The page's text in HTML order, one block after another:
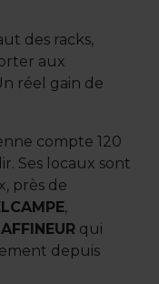
des racks,
aux
réel gain de
compte 120
Ses locaux sont
près de
,
qui
depuis